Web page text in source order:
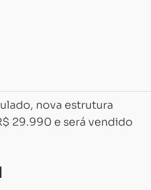
nova estrutura
29.990 e será vendido